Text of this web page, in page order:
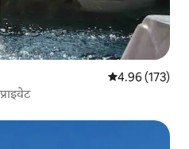
औसत रेटिंग 5 में से
4.96 (173)